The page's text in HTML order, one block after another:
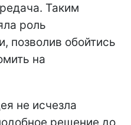
Таким
роль
позволив обойтись
на
не исчезла
решение до